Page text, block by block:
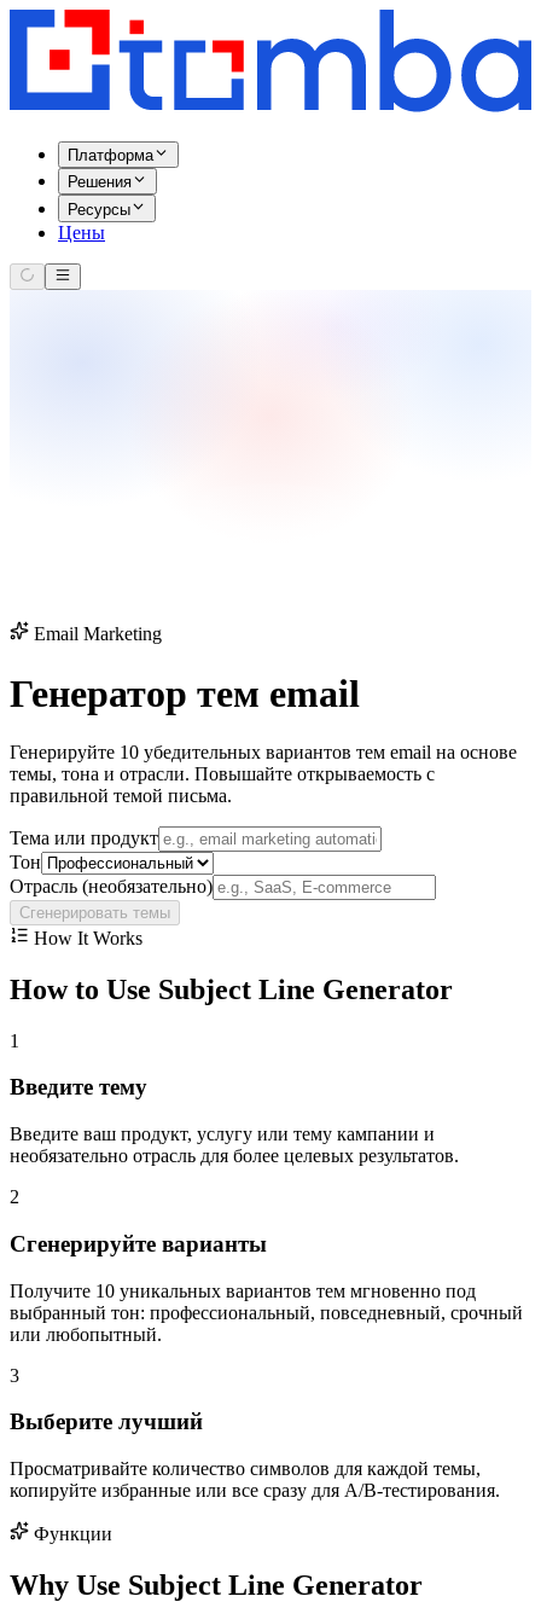
Платформа
Решения
Ресурсы
Цены
Email Marketing
Генератор тем email
Генерируйте 10 убедительных вариантов тем email на основе
темы, тона и отрасли. Повышайте открываемость с
правильной темой письма.
Тема или продукт
Тон
Отрасль (необязательно)
Сгенерировать темы
How It Works
How to Use Subject Line Generator
1
Введите тему
Введите ваш продукт, услугу или тему кампании и
необязательно отрасль для более целевых результатов.
2
Сгенерируйте варианты
Получите 10 уникальных вариантов тем мгновенно под
выбранный тон: профессиональный, повседневный, срочный
или любопытный.
3
Выберите лучший
Просматривайте количество символов для каждой темы,
копируйте избранные или все сразу для A/B-тестирования.
Функции
Why Use Subject Line Generator